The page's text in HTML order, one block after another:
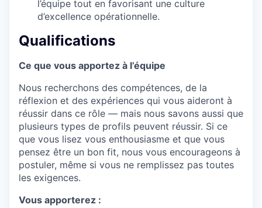
l’équipe tout en favorisant une culture
d’excellence opérationnelle.
Qualifications
Ce que vous apportez à l’équipe
Nous recherchons des compétences, de la
réflexion et des expériences qui vous aideront à
réussir dans ce rôle — mais nous savons aussi que
plusieurs types de profils peuvent réussir. Si ce
que vous lisez vous enthousiasme et que vous
pensez être un bon fit, nous vous encourageons à
postuler, même si vous ne remplissez pas toutes
les exigences.
Vous apporterez :